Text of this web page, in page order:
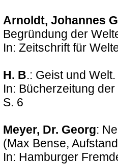
Arnoldt, Johannes
Begründung der
In: Zeitschrift für
H. B.: Geist und
In: Bücherzeitung
S. 6
Meyer, Dr. Georg:
(Max Bense,
In: Hamburger